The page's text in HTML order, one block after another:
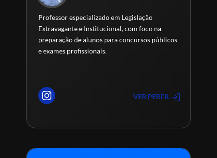
Professor especializado em Legislação
Extravagante e Institucional, com foco na
preparação de alunos para concursos públicos
e exames profissionais.
VER PERFIL